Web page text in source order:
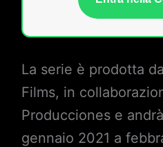
La serie è prodotta
Films, in
Producciones e
gennaio 2021 a